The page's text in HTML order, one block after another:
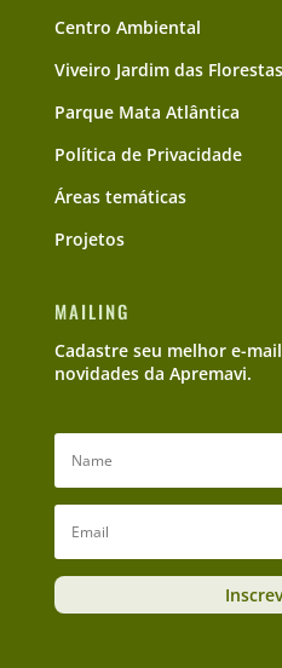
Centro Ambiental
Viveiro Jardim das Florestas
Parque Mata Atlântica
Política de Privacidade
Áreas temáticas
Projetos
MAILING
Cadastre seu melhor e-
novidades da Apremavi.